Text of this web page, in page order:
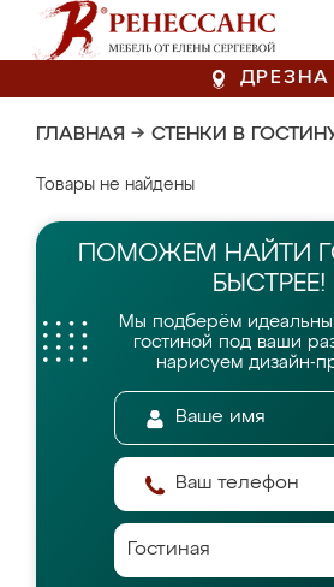
ДРЕЗНА
ГЛАВНАЯ → СТЕНКИ В
Товары не найдены
ПОМОЖЕМ НАЙТИ
БЫСТРЕЕ!
Мы подберём
гостиной под ваши
нарисуем дизайн-